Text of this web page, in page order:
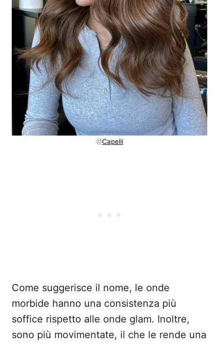
@Capelli
Come suggerisce il nome, le onde
morbide hanno una consistenza più
soffice rispetto alle onde glam. Inoltre,
sono più movimentate, il che le rende una